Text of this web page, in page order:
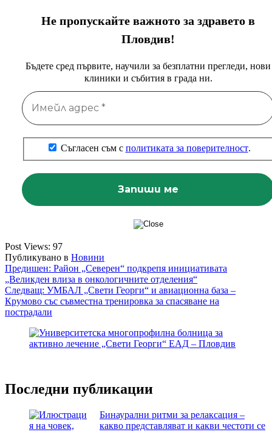
Не пропускайте важното за здравето в
Пловдив!
Бъдете сред първите, научили за безплатни прегледи, нови
клиники и събития в града ни.
Съгласен съм с политиката за поверителност.
Post Views: 97
Публикувано в Новини
Навигация
Предишен: Район „Северен“ подкрепя инициативата
„Великден влиза в онкологичните отделения“
Следващ: УМБАЛ „Свети Георги“ и авиационна база –
Крумово със съвместна тренировка за спасяване на
пострадали
Последни публикации
Бинаурални ритми за релаксация –
какво представляват и какви честоти се